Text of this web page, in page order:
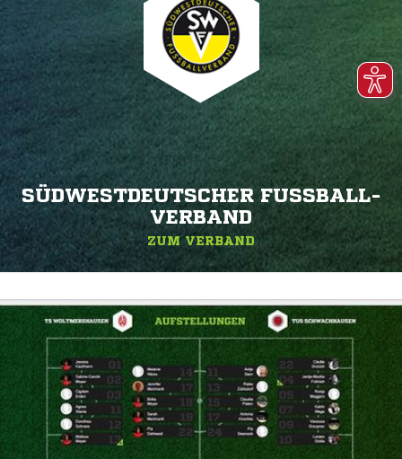
SÜDWESTDEUTSCHER FUSSBALL-V
ERBAND
ZUM VERBAND